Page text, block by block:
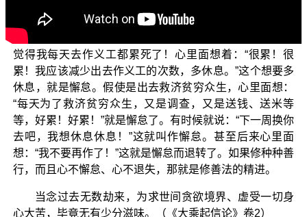
以退失。
觉得我每天去作义工都累死了！心里面想着：“很累！很
累！我应该减少出去作义工的次数，多休息。”这个想要多
休息，就是懈怠。假使是出去救济贫穷众生，心里面想：
“每天为了救济贫穷众生，又是调查，又是送钱、送米等
等，好累！好累！”就是懈怠了。有时候就说：“下一周换你
去吧，我想休息休息！”这就叫作懈怠。甚至后来心里面
想：“我不要再作了！”这就是懈怠而退转了。如果修种种善
行，而且心不懈怠、心不退失，那就是修善法的精进。
当念过去无数劫来，为求世间贪欲境界、虚受一切身
心大苦，毕竟无有少分滋味。（《大乘起信论》卷2）